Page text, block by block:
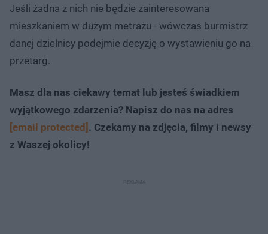
Jeśli żadna z nich nie będzie zainteresowana
mieszkaniem w dużym metrażu - wówczas burmistrz
danej dzielnicy podejmie decyzję o wystawieniu go na
przetarg.
Masz dla nas ciekawy temat lub jesteś świadkiem
wyjątkowego zdarzenia? Napisz do nas na adres
[email protected] . Czekamy na zdjęcia, filmy i newsy
z Waszej okolicy!